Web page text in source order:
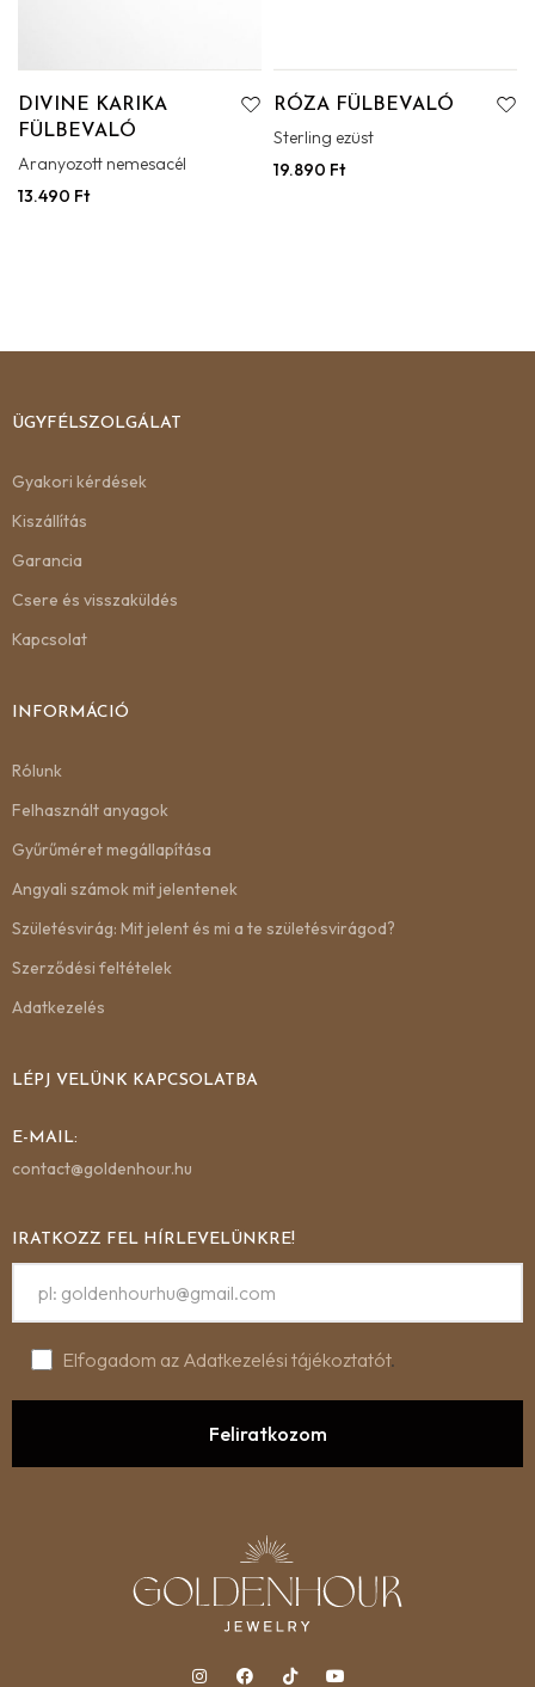
DIVINE KARIKA
FÜLBEVALÓ
Aranyozott nemesacél
13.490 Ft
RÓZA FÜLBEVALÓ
Sterling ezüst
19.890 Ft
ÜGYFÉLSZOLGÁLAT
Gyakori kérdések
Kiszállítás
Garancia
Csere és visszaküldés
Kapcsolat
INFORMÁCIÓ
Rólunk
Felhasznált anyagok
Gyűrűméret megállapítása
Angyali számok mit jelentenek
Születésvirág: Mit jelent és mi a te születésvirágod?
Szerződési feltételek
Adatkezelés
LÉPJ VELÜNK KAPCSOLATBA
E-MAIL:
contact@goldenhour.hu
IRATKOZZ FEL HÍRLEVELÜNKRE!
Elfogadom az Adatkezelési tájékoztatót.